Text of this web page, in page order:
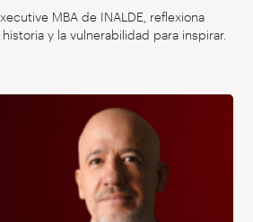
MBA de INALDE, reflexiona
y la vulnerabilidad para inspirar.